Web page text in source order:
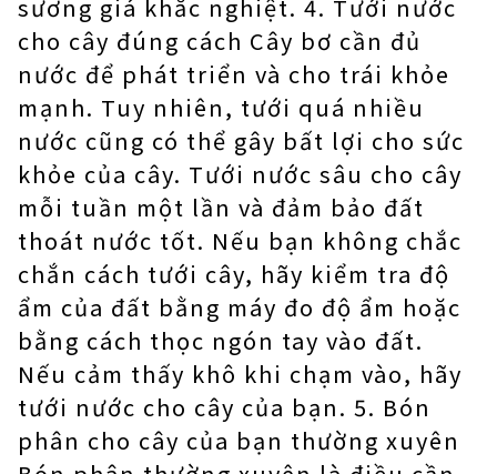
sương giá khắc nghiệt. 4. Tưới nước
cho cây đúng cách Cây bơ cần đủ
nước để phát triển và cho trái khỏe
mạnh. Tuy nhiên, tưới quá nhiều
nước cũng có thể gây bất lợi cho sức
khỏe của cây. Tưới nước sâu cho cây
mỗi tuần một lần và đảm bảo đất
thoát nước tốt. Nếu bạn không chắc
chắn cách tưới cây, hãy kiểm tra độ
ẩm của đất bằng máy đo độ ẩm hoặc
bằng cách thọc ngón tay vào đất.
Nếu cảm thấy khô khi chạm vào, hãy
tưới nước cho cây của bạn. 5. Bón
phân cho cây của bạn thường xuyên